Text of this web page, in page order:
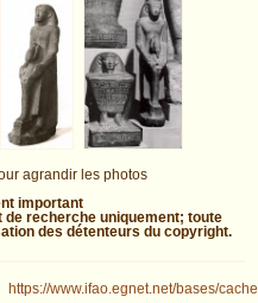
agrandir les photos
important
recherche uniquement; toute
des détenteurs du copyright.
https://www.ifao.egnet.net/bases/